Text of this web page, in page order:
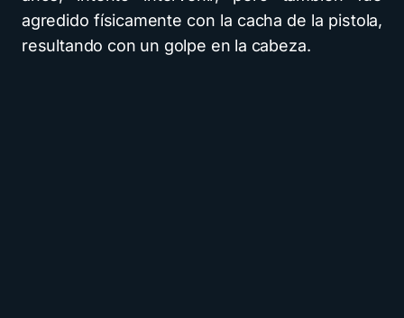
agredido físicamente con la cacha de la pistola,
resultando con un golpe en la cabeza.